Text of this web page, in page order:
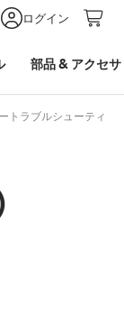
ログイン
部品& アクセ
トラブルシューティン